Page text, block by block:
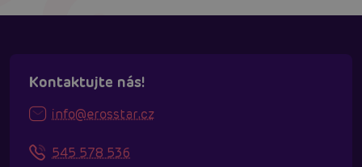
Kontaktujte nás!
info@erosstar.cz
545 578 536